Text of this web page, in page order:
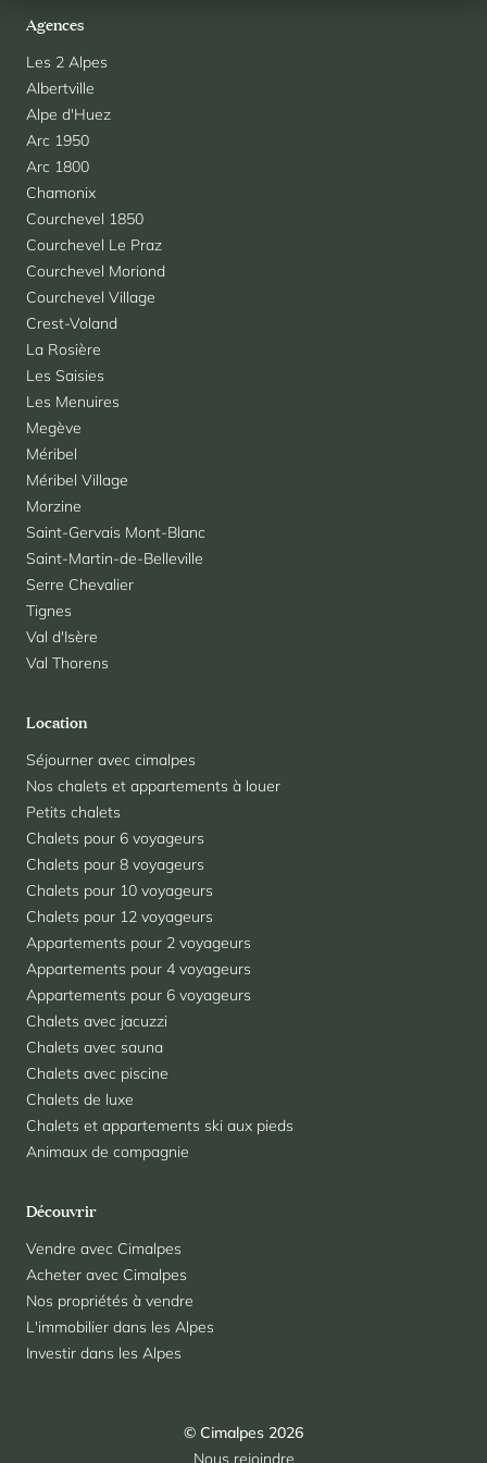
Agences
Les 2 Alpes
Albertville
Alpe d'Huez
Arc 1950
Arc 1800
Chamonix
Courchevel 1850
Courchevel Le Praz
Courchevel Moriond
Courchevel Village
Crest-Voland
La Rosière
Les Saisies
Les Menuires
Megève
Méribel
Méribel Village
Morzine
Saint-Gervais Mont-Blanc
Saint-Martin-de-Belleville
Serre Chevalier
Tignes
Val d'Isère
Val Thorens
Location
Séjourner avec cimalpes
Nos chalets et appartements à louer
Petits chalets
Chalets pour 6 voyageurs
Chalets pour 8 voyageurs
Chalets pour 10 voyageurs
Chalets pour 12 voyageurs
Appartements pour 2 voyageurs
Appartements pour 4 voyageurs
Appartements pour 6 voyageurs
Chalets avec jacuzzi
Chalets avec sauna
Chalets avec piscine
Chalets de luxe
Chalets et appartements ski aux pieds
Animaux de compagnie
Découvrir
Vendre avec Cimalpes
Acheter avec Cimalpes
Nos propriétés à vendre
L'immobilier dans les Alpes
Investir dans les Alpes
© Cimalpes 2026
Nous rejoindre